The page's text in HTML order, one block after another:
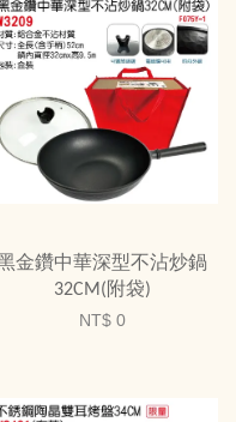
金鑽中華深型不沾炒鍋
32CM(附袋)
NT$ 0